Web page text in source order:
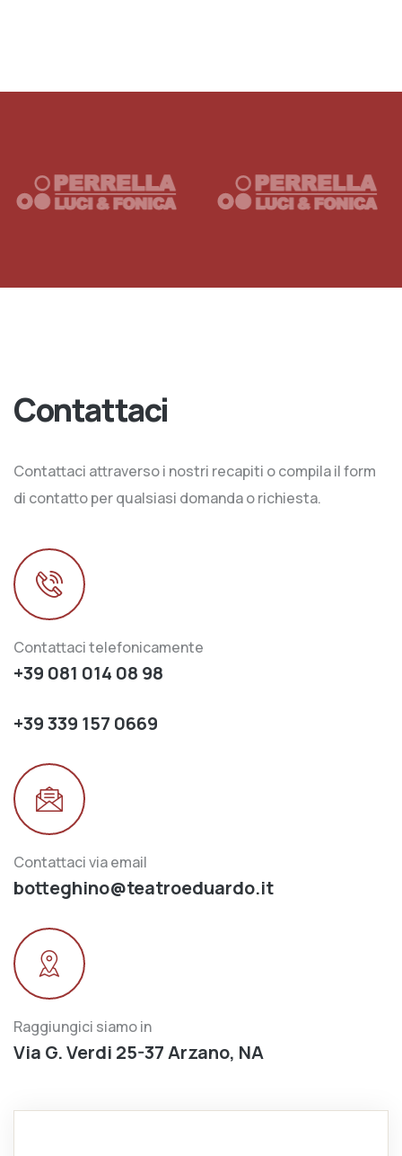
Contattaci
Contattaci attraverso i nostri recapiti o compila il form
di contatto per qualsiasi domanda o richiesta.
Contattaci telefonicamente
+39 081 014 08 98
+39 339 157 0669
Contattaci via email
botteghino@teatroeduardo.it
Raggiungici siamo in
Via G. Verdi 25-37 Arzano, NA